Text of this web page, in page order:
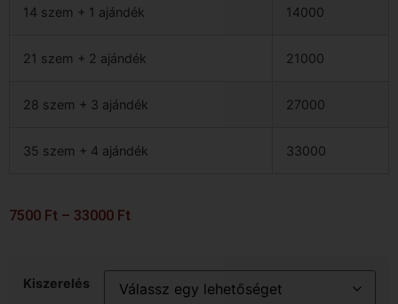
14 szem + 1 ajándék 14000
21 szem + 2 ajándék 21000
28 szem + 3 ajándék 27000
35 szem + 4 ajándék 33000
7500 Ft – 33000 Ft
Kiszerelés